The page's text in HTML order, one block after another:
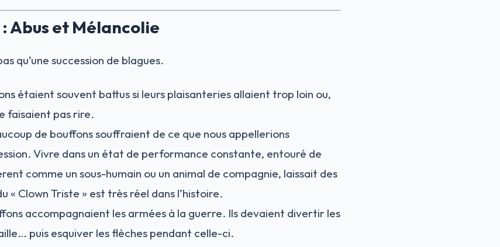
Abus et Mélancolie
qu’une succession de blagues.
étaient souvent battus si leurs plaisanteries allaient trop loin ou,
faisaient pas rire.
de bouffons souffraient de ce que nous appellerions
Vivre dans un état de performance constante, entouré de
comme un sous-humain ou un animal de compagnie, laissait des
« Clown Triste » est très réel dans l’histoire.
accompagnaient les armées à la guerre. Ils devaient divertir les
puis esquiver les flèches pendant celle-ci.